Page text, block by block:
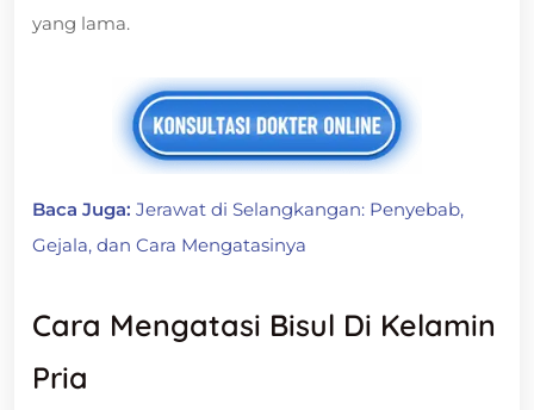
yang lama.
Baca Juga: Jerawat di Selangkangan: Penyebab,
Gejala, dan Cara Mengatasinya
Cara Mengatasi Bisul Di Kelamin
Pria